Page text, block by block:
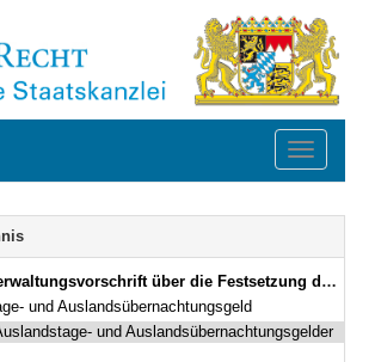
Toggle
über die Festsetzung der Auslandstage- und Auslandsübernachtungsgelder
und Auslandsübernachtungsgeld
und Auslandsübernachtungsgelder